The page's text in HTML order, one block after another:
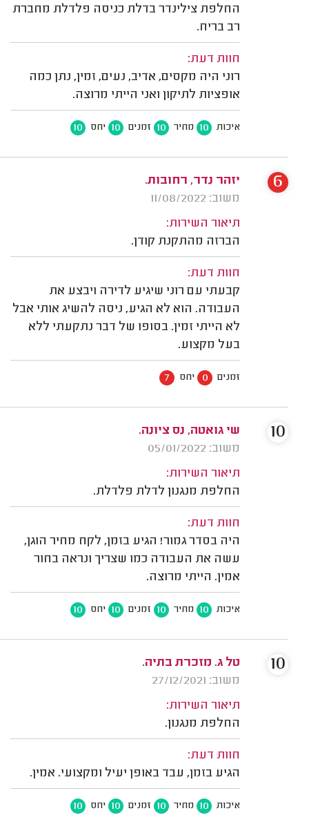
החלפת צילינדר בדלת כניסה פלדלת מחברת
רב בריח.
חוות דעת:
רוני היה מקסים, אדיב, נעים, זמין, נתן כמה
אופציות לתיקון ואני הייתי מרוצה.
איכות 10 מחיר 10 זמנים 10 יחס 10
יזהר נדר, רחובות.
משוב: 11/08/2022
תיאור השירות:
הברזה מהתקנת קודן.
חוות דעת:
קבעתי עם רוני שיגיע לדירה ויבצע את
העבודה. הוא לא הגיע, ניסה להשיג אותי אבל
לא הייתי זמין. בסופו של דבר נתקעתי ללא
בעל מקצוע.
זמנים 0 יחס 7
6
שי גואטה, נס ציונה.
משוב: 05/01/2022
תיאור השירות:
החלפת מנגנון לדלת פלדלת.
חוות דעת:
היה בסדר גמור! הגיע בזמן, לקח מחיר הוגן,
עשה את העבודה כמו שצריך ונראה בחור
אמין. הייתי מרוצה.
איכות 10 מחיר 10 זמנים 10 יחס 10
10
טל ג. מזכרת בתיה.
משוב: 27/12/2021
תיאור השירות:
החלפת מנגנון.
חוות דעת:
הגיע בזמן, עבד באופן יעיל ומקצועי. אמין.
איכות 10 מחיר 10 זמנים 10 יחס 10
10